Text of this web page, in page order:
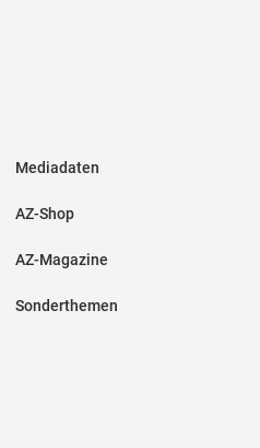
Mediadaten
AZ-Shop
AZ-Magazine
Sonderthemen